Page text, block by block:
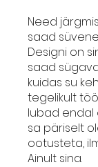
Need
saad
Designi on
saad
kuidas su
tegelikult
lubad endal
sa päriselt
ootusteta,
Ainult sina.